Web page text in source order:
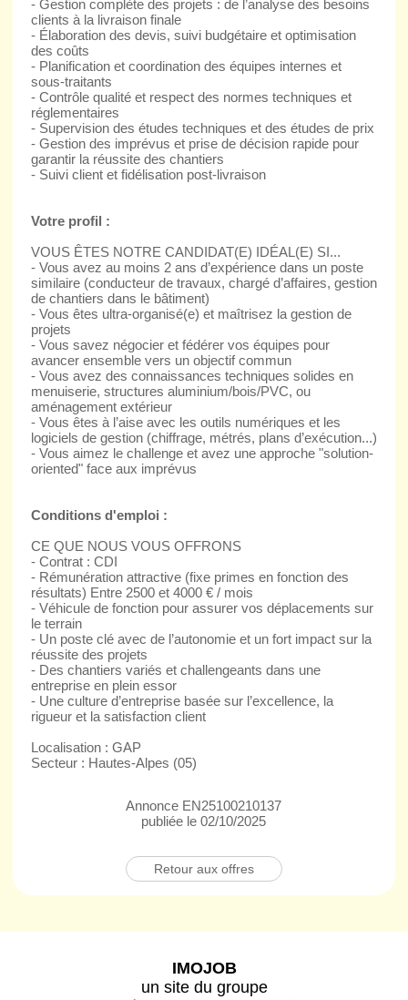
- Gestion complète des projets : de l’analyse des besoins
clients à la livraison finale
- Élaboration des devis, suivi budgétaire et optimisation
des coûts
- Planification et coordination des équipes internes et
sous-traitants
- Contrôle qualité et respect des normes techniques et
réglementaires
- Supervision des études techniques et des études de prix
- Gestion des imprévus et prise de décision rapide pour
garantir la réussite des chantiers
- Suivi client et fidélisation post-livraison
Votre profil :
VOUS ÊTES NOTRE CANDIDAT(E) IDÉAL(E) SI...
- Vous avez au moins 2 ans d’expérience dans un poste
similaire (conducteur de travaux, chargé d’affaires, gestion
de chantiers dans le bâtiment)
- Vous êtes ultra-organisé(e) et maîtrisez la gestion de
projets
- Vous savez négocier et fédérer vos équipes pour
avancer ensemble vers un objectif commun
- Vous avez des connaissances techniques solides en
menuiserie, structures aluminium/bois/PVC, ou
aménagement extérieur
- Vous êtes à l’aise avec les outils numériques et les
logiciels de gestion (chiffrage, métrés, plans d’exécution...)
- Vous aimez le challenge et avez une approche "solution-
oriented" face aux imprévus
Conditions d'emploi :
CE QUE NOUS VOUS OFFRONS
- Contrat : CDI
- Rémunération attractive (fixe primes en fonction des
résultats) Entre 2500 et 4000 € / mois
- Véhicule de fonction pour assurer vos déplacements sur
le terrain
- Un poste clé avec de l’autonomie et un fort impact sur la
réussite des projets
- Des chantiers variés et challengeants dans une
entreprise en plein essor
- Une culture d’entreprise basée sur l’excellence, la
rigueur et la satisfaction client
Localisation : GAP
Secteur : Hautes-Alpes (05)
Annonce EN25100210137
publiée le 02/10/2025
Retour aux offres
IMOJOB
un site du groupe